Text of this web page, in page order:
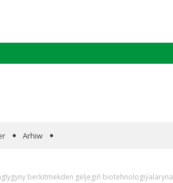
Arhiw
berkitmekden geljegiň biotehnologiýalaryna